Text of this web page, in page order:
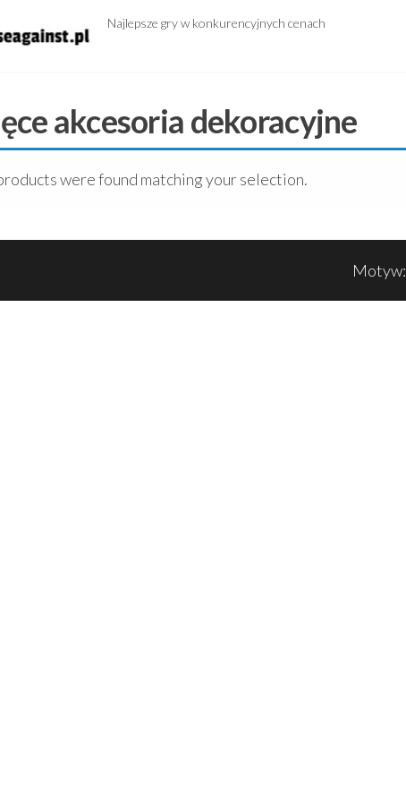
Najlepsze gry w konkurencyjnych cenach
akcesoria dekoracyjne
were found matching your selection.
Motyw: